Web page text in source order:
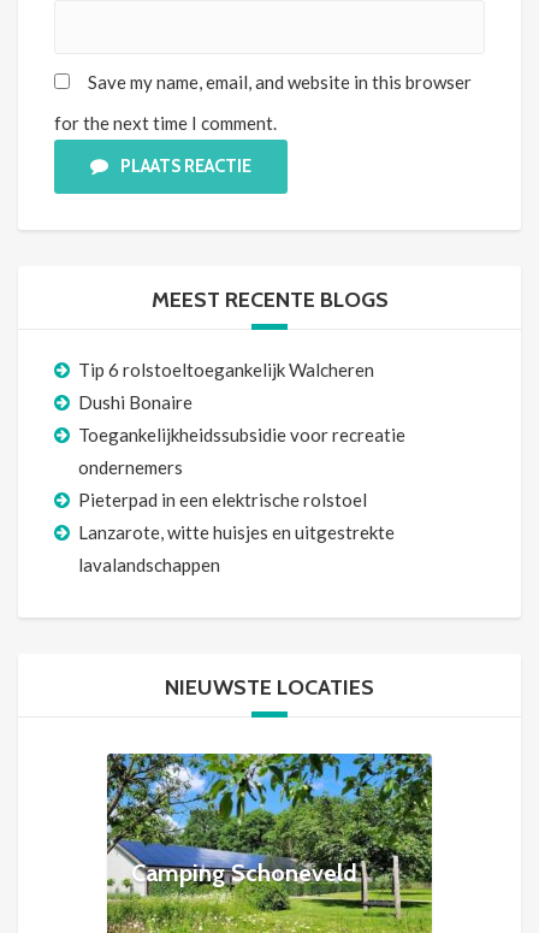
Save my name, email, and website in this browser
for the next time I comment.
PLAATS REACTIE
MEEST RECENTE BLOGS
Tip 6 rolstoeltoegankelijk Walcheren
Dushi Bonaire
Toegankelijkheidssubsidie voor recreatie
ondernemers
Pieterpad in een elektrische rolstoel
Lanzarote, witte huisjes en uitgestrekte
lavalandschappen
NIEUWSTE LOCATIES
Camping Schoneveld